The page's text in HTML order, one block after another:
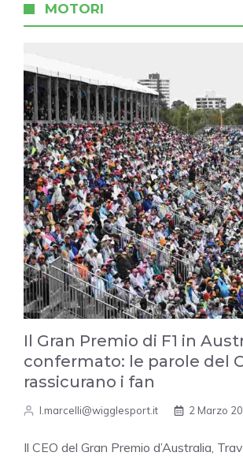
MOTORI
Il Gran Premio di F1 in
confermato: le parole del
rassicurano i fan
l.marcelli@wigglesport.it 2 Marzo
Il CEO del Gran Premio d’Australia,